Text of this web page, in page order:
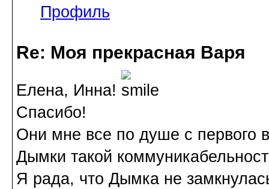
Профиль
Re: Моя прекрасная Варя
Елена, Инна!
Спасибо!
Они мне все по душе с первого
Дымки такой
Я рада, что Дымка не